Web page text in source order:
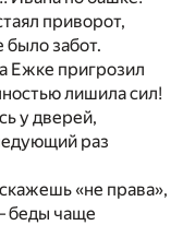
приворот,
было забот.
Ежке пригрозил
лишила сил!
у дверей,
раз
«не права»,
беды чаще